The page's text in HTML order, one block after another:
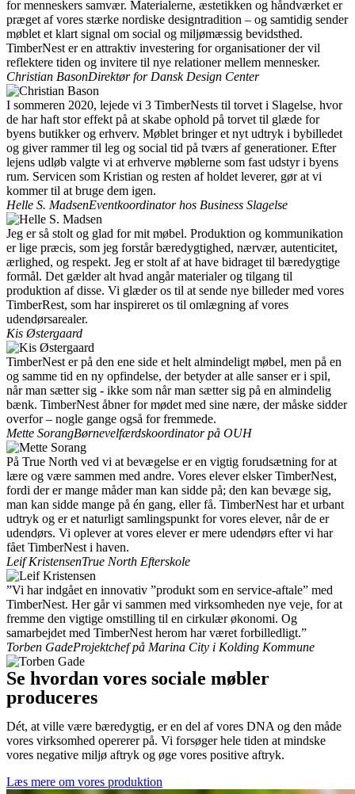
for menneskers samvær. Materialerne, æstetikken og håndværket er
præget af vores stærke nordiske designtradition – og samtidig sender
møblet et klart signal om social og miljømæssig bevidsthed.
TimberNest er en attraktiv investering for organisationer der vil
reflektere tiden og invitere til nye relationer mellem mennesker.
Christian BasonDirektør for Dansk Design Center
I sommeren 2020, lejede vi 3 TimberNests til torvet i Slagelse, hvor
de har haft stor effekt på at skabe ophold på torvet til glæde for
byens butikker og erhverv. Møblet bringer et nyt udtryk i bybilledet
og giver rammer til leg og social tid på tværs af generationer. Efter
lejens udløb valgte vi at erhverve møblerne som fast udstyr i byens
rum. Servicen som Kristian og resten af holdet leverer, gør at vi
kommer til at bruge dem igen.
Helle S. MadsenEventkoordinator hos Business Slagelse
Jeg er så stolt og glad for mit møbel. Produktion og kommunikation
er lige præcis, som jeg forstår bæredygtighed, nærvær, autenticitet,
ærlighed, og respekt. Jeg er stolt af at have bidraget til bæredygtige
formål. Det gælder alt hvad angår materialer og tilgang til
produktion af disse. Vi glæder os til at sende nye billeder med vores
TimberRest, som har inspireret os til omlægning af vores
udendørsarealer.
Kis Østergaard
TimberNest er på den ene side et helt almindeligt møbel, men på en
og samme tid en ny opfindelse, der betyder at alle sanser er i spil,
når man sætter sig - ikke som når man sætter sig på en almindelig
bænk. TimberNest åbner for mødet med sine nære, der måske sidder
overfor – nogle gange også for fremmede.
Mette SorangBørnevelfærdskoordinator på OUH
På True North ved vi at bevægelse er en vigtig forudsætning for at
lære og være sammen med andre. Vores elever elsker TimberNest,
fordi der er mange måder man kan sidde på; den kan bevæge sig,
man kan sidde mange på én gang, eller få. TimberNest har et urbant
udtryk og er et naturligt samlingspunkt for vores elever, når de er
udendørs. Vi oplever at vores elever er mere udendørs efter vi har
fået TimberNest i haven.
Leif KristensenTrue North Efterskole
”Vi har indgået en innovativ ”produkt som en service-aftale” med
TimberNest. Her går vi sammen med virksomheden nye veje, for at
fremme den vigtige omstilling til en cirkulær økonomi. Og
samarbejdet med TimberNest herom har været forbilledligt.”
Torben GadeProjektchef på Marina City i Kolding Kommune
Se hvordan vores sociale møbler
produceres
Dét, at ville være bæredygtig, er en del af vores DNA og den måde
vores virksomhed opererer på. Vi forsøger hele tiden at mindske
vores negative miljø aftryk og øge vores positive aftryk.
Læs mere om vores produktion